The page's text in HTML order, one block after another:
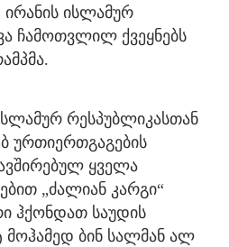
ისლამურ
ჩამოთვლილ ქვეყნებს
რესპუბლიკასთან
ურთიერთგაგების
ყველა
„ძალიან კარგი“
ჰქონდათ საუდის
მოჰამედ ბინ სალმან ალ